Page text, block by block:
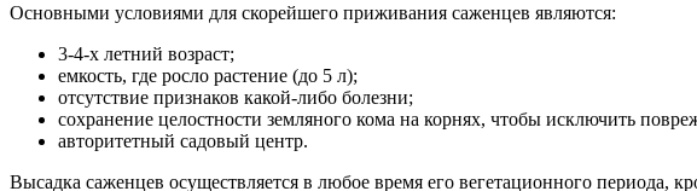
Основными условиями для скорейшего приживания саженцев являются:
3-4-х летний возраст;
емкость, где росло растение (до 5 л);
отсутствие признаков какой-либо болезни;
сохранение целостности земляного кома на корнях, чтобы исключить
авторитетный садовый центр.
Высадка саженцев осуществляется в любое время его вегетационного периода,